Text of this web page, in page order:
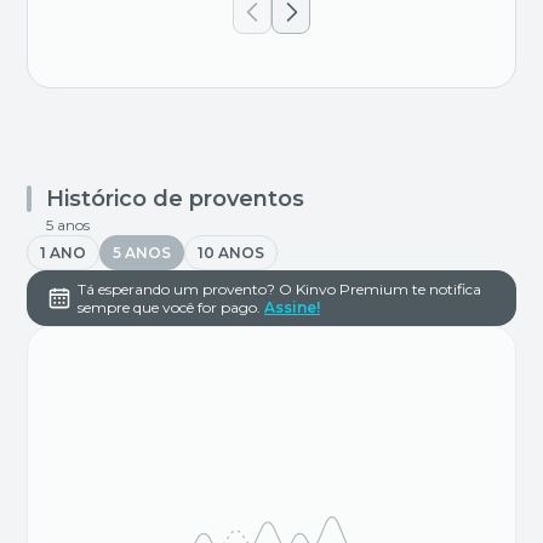
Histórico de proventos
5 anos
1 ANO
5 ANOS
10 ANOS
Tá esperando um provento? O Kinvo Premium te notifica
sempre que você for pago. Assine!